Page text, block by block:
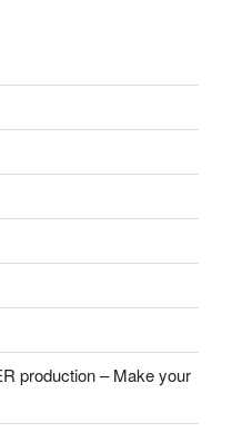
production – Make your